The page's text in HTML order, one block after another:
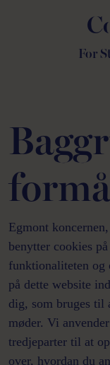
For
Egmont
benytter cookies
funktionaliteten og
på dette website
dig, som bruges til
møder. Vi
tredjeparter til at
over, hvordan du